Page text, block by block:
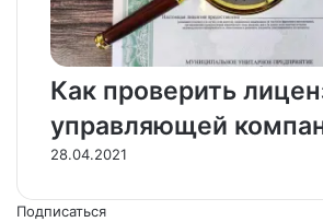
Как проверить
управляющей
28.04.2021
Подписаться